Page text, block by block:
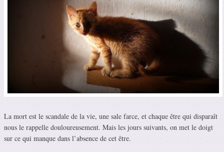
La mort est le scandale de la vie, une sale farce, et chaque être qui disparaît
nous le rappelle douloureusement. Mais les jours suivants, on met le doigt
sur ce qui manque dans l’absence de cet être.